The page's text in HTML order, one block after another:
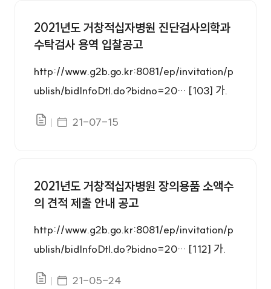
0213.07.29. 15:00 5. 입찰방법 : 일반경쟁입
찰, 적격심사적용, 최저가 입찰 6. 계약기간 : 계
약일로부터 60일 이내
2021년도 거창적십자병원 진단검사의학과
수탁검사 용역 입찰공고
http://www.g2b.go.kr:8081/ep/invitation/p
ublish/bidInfoDtl.do?bidno=20… [103] 가.
의학과 수탁검사 용역 입찰 나. 계약방법 : 제한
07.22. 14:00 마. 입찰참가자격 등록마감 : 202
1.07.21. 18:00 바. 개찰일시 : 2021.07.22. 15:
00 사. 입찰방법 : 총액 최저가 입찰, 적격심사
제, G2B전자입찰
파일있음게시일자
21-07-15
2021년도 거창적십자병원 장의용품 소액수
의 견적 제출 안내 공고
http://www.g2b.go.kr:8081/ep/invitation/p
ublish/bidInfoDtl.do?bidno=20… [112] 가.
게시일자
21-05-24